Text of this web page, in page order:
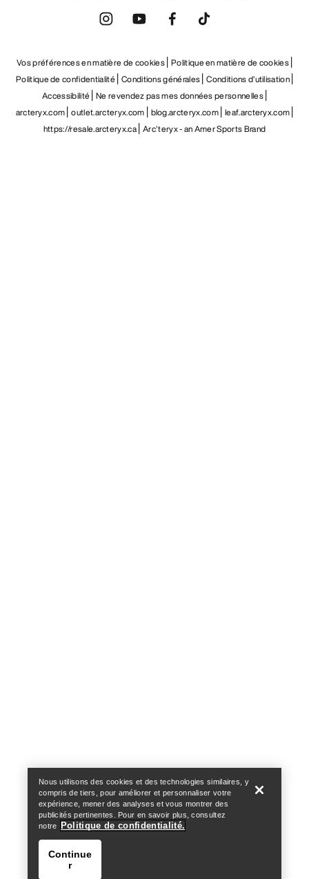
Vos préférences en matière de cookies Politique en matière de cookies
Politique de confidentialité Conditions générales Conditions d’utilisation
Accessibilité Ne revendez pas mes données personnelles
arcteryx.com outlet.arcteryx.com blog.arcteryx.com leaf.arcteryx.com
https://resale.arcteryx.ca Arc'teryx - an Amer Sports Brand
Nous utilisons des cookies et des technologies similaires, y
compris de tiers, pour améliorer et personnaliser votre
expérience, mener des analyses et vous montrer des
publicités pertinentes. Pour en savoir plus, consultez
notre
Politique de confidentialité.
Continue
r